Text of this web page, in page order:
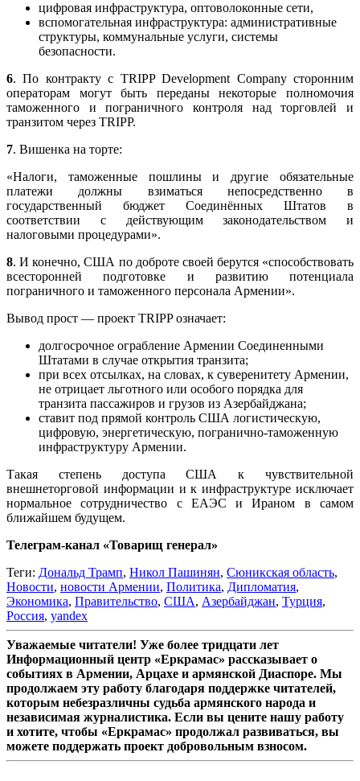
цифровая инфраструктура, оптоволоконные сети,
вспомогательная инфраструктура: административные
структуры, коммунальные услуги, системы
безопасности.
6. По контракту с TRIPP Development Company сторонним
операторам могут быть переданы некоторые полномочия
таможенного и пограничного контроля над торговлей и
транзитом через TRIPP.
7. Вишенка на торте:
«Налоги, таможенные пошлины и другие обязательные
платежи должны взиматься непосредственно в
государственный бюджет Соединённых Штатов в
соответствии с действующим законодательством и
налоговыми процедурами».
8. И конечно, США по доброте своей берутся «способствовать
всесторонней подготовке и развитию потенциала
пограничного и таможенного персонала Армении».
Вывод прост — проект TRIPP означает:
долгосрочное ограбление Армении Соединенными
Штатами в случае открытия транзита;
при всех отсылках, на словах, к суверенитету Армении,
не отрицает льготного или особого порядка для
транзита пассажиров и грузов из Азербайджана;
ставит под прямой контроль США логистическую,
цифровую, энергетическую, погранично-таможенную
инфраструктуру Армении.
Такая степень доступа США к чувствительной
внешнеторговой информации и к инфраструктуре исключает
нормальное сотрудничество с ЕАЭС и Ираном в самом
ближайшем будущем.
Телеграм-канал «Товарищ генерал»
Теги: Дональд Трамп, Никол Пашинян, Сюникская область,
Новости, новости Армении, Политика, Дипломатия,
Экономика, Правительство, США, Азербайджан, Турция,
Россия, yandex
Уважаемые читатели! Уже более тридцати лет
Информационный центр «Еркрамас» рассказывает о
событиях в Армении, Арцахе и армянской Диаспоре. Мы
продолжаем эту работу благодаря поддержке читателей,
которым небезразличны судьба армянского народа и
независимая журналистика. Если вы цените нашу работу
и хотите, чтобы «Еркрамас» продолжал развиваться, вы
можете поддержать проект добровольным взносом.